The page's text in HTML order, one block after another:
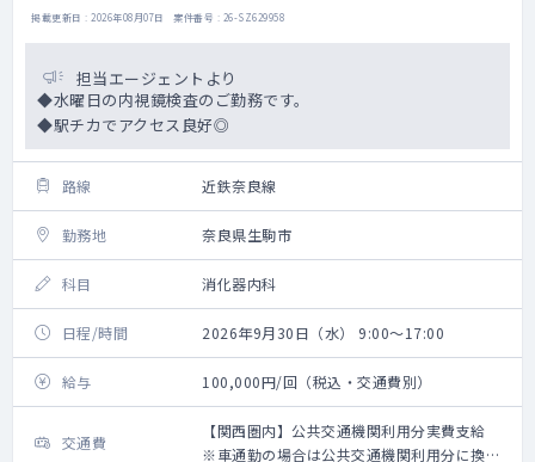
掲載更新日 : 2026年08月07日 案件番号 : 26-SZ629958
担当エージェントより
◆水曜日の内視鏡検査のご勤務です。
◆駅チカでアクセス良好◎
路線 近鉄奈良線
勤務地 奈良県生駒市
科目 消化器内科
日程/時間 2026年9月30日（水） 9:00～17:00
給与 100,000円/回（税込・交通費別）
交通費
【関西圏内】公共交通機関利用分実費支給
※車通勤の場合は公共交通機関利用分に換算